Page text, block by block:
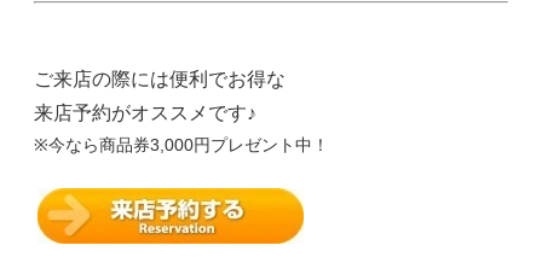
ご来店の際には便利でお得な
来店予約がオススメです♪
※今なら商品券3,000円プレゼント中！